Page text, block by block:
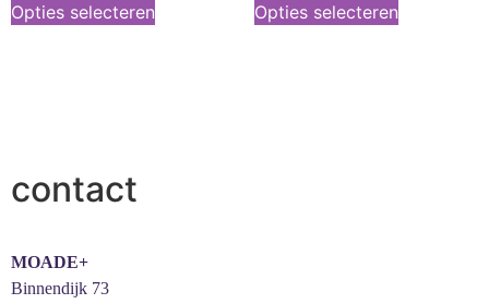
Opties selecteren Opties selecteren
contact
MOADE+
Binnendijk 73